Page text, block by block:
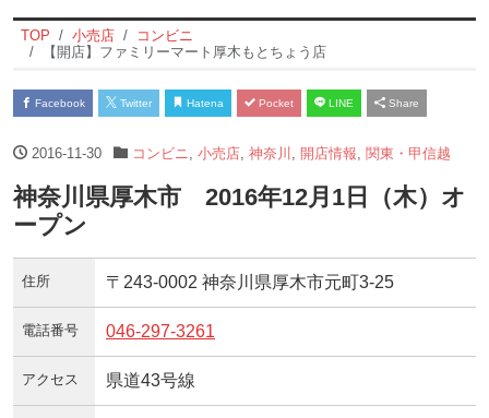
TOP 小売店
コンビニ
【開店】ファミリーマート厚木もとちょう店
Facebook Twitter Hatena Pocket LINE Share
2016-11-30 コンビニ 小売店, 神奈川 開店情報 関東・甲信越
神奈川県厚木市 2016年12月1日（木）オ
ープン
住所 〒243-0002 神奈川県厚木市元町3-25
電話番号 046-297-3261
アクセス 県道43号線